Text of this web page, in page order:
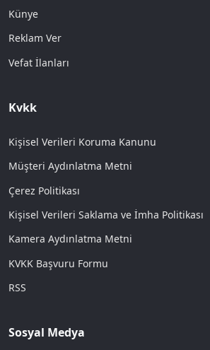
Künye
Reklam Ver
Vefat İlanları
Kvkk
Kişisel Verileri Koruma Kanunu
Müşteri Aydınlatma Metni
Çerez Politikası
Kişisel Verileri Saklama ve İmha Politikası
Kamera Aydınlatma Metni
KVKK Başvuru Formu
RSS
Sosyal Medya